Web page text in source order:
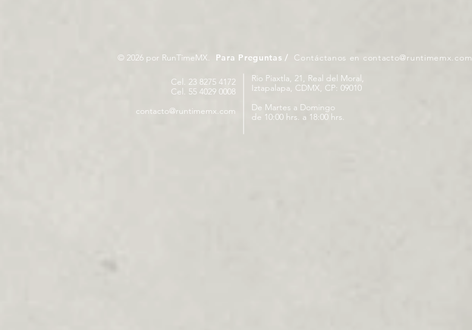
© 2026 por RunTimeMX. Para Preguntas / Contáctanos en contacto@runtimemx.com
Rio Piaxtla, 21, Real del Moral,
Iztapalapa, CDMX, CP: 09010
De Martes a Domingo
de 10:00 hrs. a 18:00 hrs.
Cel. 23 8275 4172
Cel. 55 4029 0008
contacto@runtimemx.com